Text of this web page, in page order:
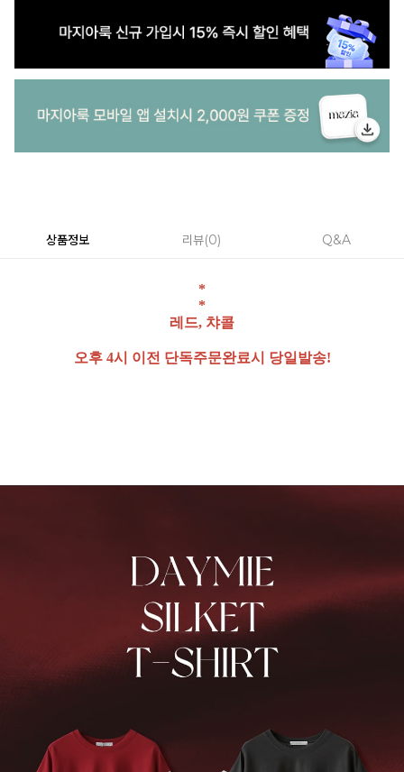
상품정보 리뷰 0 Q&A
*
*
레드, 챠콜
오후 4시 이전 단독주문완료시 당일발송!